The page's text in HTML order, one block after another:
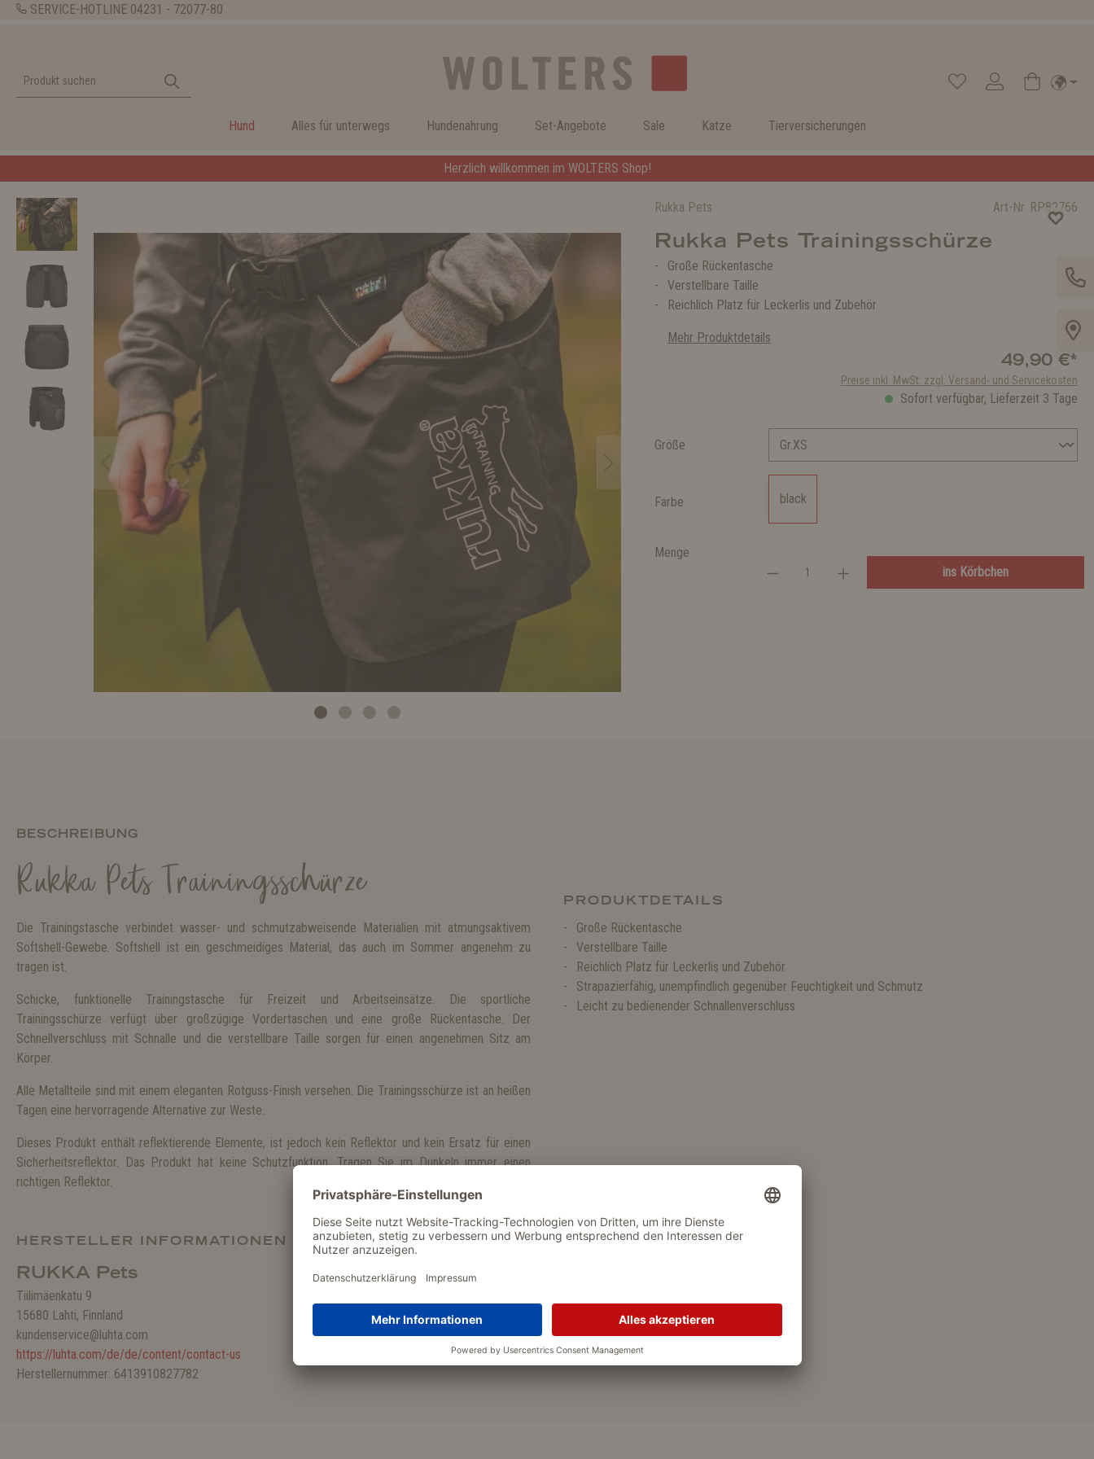
SERVICE-HOTLINE 04231 - 72077-80
Hund Alles für unterwegs Hundenahrung Set-Angebote Sale Katze Tierversicherungen
Herzlich willkommen im WOLTERS Shop!
Rukka Pets Art-Nr. RP82766
Rukka Pets Trainingsschürze
Große Rückentasche
Verstellbare Taille
Reichlich Platz für Leckerlis und Zubehör
Mehr Produktdetails
49,90 €*
Preise inkl. MwSt. zzgl. Versand- und Servicekosten
Sofort verfügbar, Lieferzeit 3 Tage
Größe
Farbe black
Menge
ins Körbchen
BESCHREIBUNG
Rukka Pets Trainingsschürze
Die Trainingstasche verbindet wasser- und schmutzabweisende Materialien mit atmungsaktivem
Softshell-Gewebe. Softshell ist ein geschmeidiges Material, das auch im Sommer angenehm zu
tragen ist.
Schicke, funktionelle Trainingstasche für Freizeit und Arbeitseinsätze. Die sportliche
Trainingsschürze verfügt über großzügige Vordertaschen und eine große Rückentasche. Der
Schnellverschluss mit Schnalle und die verstellbare Taille sorgen für einen angenehmen Sitz am
Körper.
Alle Metallteile sind mit einem eleganten Rotguss-Finish versehen. Die Trainingsschürze ist an heißen
Tagen eine hervorragende Alternative zur Weste.
Dieses Produkt enthält reflektierende Elemente, ist jedoch kein Reflektor und kein Ersatz für einen
Sicherheitsreflektor. Das Produkt hat keine Schutzfunktion. Tragen Sie im Dunkeln immer einen
richtigen Reflektor.
HERSTELLER INFORMATIONEN
RUKKA Pets
Tiilimäenkatu 9
15680 Lahti, Finnland
kundenservice@luhta.com
https://luhta.com/de/de/content/contact-us
Herstellernummer: 6413910827782
PRODUKTDETAILS
Große Rückentasche
Verstellbare Taille
Reichlich Platz für Leckerlis und Zubehör
Strapazierfähig, unempfindlich gegenüber Feuchtigkeit und Schmutz
Leicht zu bedienender Schnallenverschluss